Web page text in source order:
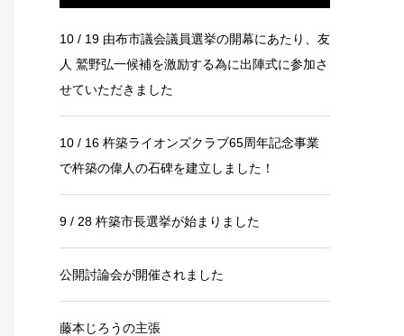
10 / 19 由布市議会議員選挙の開幕にあたり、友
人 鷲野弘一候補を激励する為に出陣式に参加さ
せていただきました
10 / 16 杵築ライオンズクラブ65周年記念事業
で杵築の偉人の石碑を建立しました！
9 / 28 杵築市長選挙が始まりました
公開討論会が開催されました
藤本じろうの主張